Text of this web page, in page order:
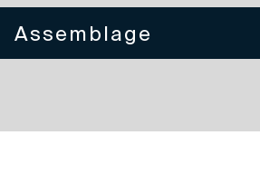
Assemblage